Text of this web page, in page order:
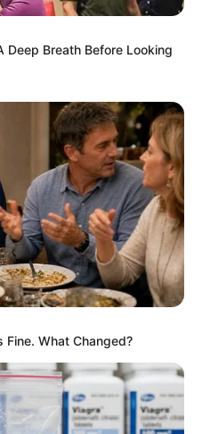
ΤΗΣ ΑΠΟΚΑΛΥΨΗΣ.
με Καθρέφτη
ΜΑΣ.. ΜΗΝ
ΤΟ ΙΣΤΟΛΟΓΙΟ…
ΜΙΑ
“DONATE”
ότι για να
με το DONATE, ΔΕΝ
που σας ζητάει να
ΕΑΝ ΚΑΠΟΙΟΙ ΔΕΝ
ΤΗΣ ΚΑΡΤΑΣ
ΜΠΟΡΕΙΤΕ ΝΑ ΜΟΥ
ΣΤΗΝ ΕΘΝΙΚΗ
Deep Breath Before Looking
What Changed?